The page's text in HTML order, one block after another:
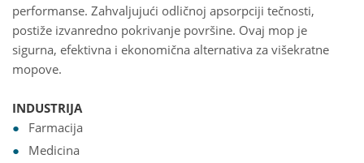
performanse. Zahvaljujući odličnoj apsorpciji tečnosti,
postiže izvanredno pokrivanje površine. Ovaj mop je
sigurna, efektivna i ekonomična alternativa za višekratne
mopove.
INDUSTRIJA
Farmacija
Medicina